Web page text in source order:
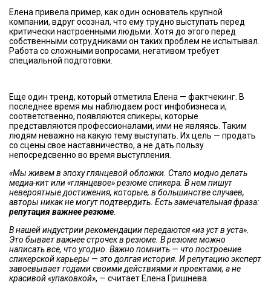
Елена привела пример, как один основатель крупной
компании, вдруг осознал, что ему трудно выступать перед
критически настроенными людьми. Хотя до этого перед
собственными сотрудниками он таких проблем не испытывал.
Работа со сложными вопросами, негативом требует
специальной подготовки.
Еще один тренд, который отметила Елена — фактчекинг. В
последнее время мы наблюдаем рост инфобизнеса и,
соответственно, появляются спикеры, которые
представляются профессионалами, ими не являясь. Таким
людям неважно на какую тему выступать. Их цель — продать
со сцены свое наставничество, а не дать пользу
непосредсвенно во время выступления.
«Мы живем в эпоху глянцевой обложки. Стало модно делать
медиа-кит или «глянцевое» резюме спикера. В нем пишут
невероятные достижения, которые, в большинстве случаев,
авторы никак не могут подтвердить. Есть замечательная фраза:
репутация важнее резюме.
В нашей индустрии рекомендации передаются «из уст в уста».
Это бывает важнее строчек в резюме. В резюме можно
написать все, что угодно. Важно помнить — что построение
спикерской карьеры — это долгая история. И репутацию эксперт
завоевывает годами своими действиями и проектами, а не
красивой «упаковкой», — считает Елена Гришнева.